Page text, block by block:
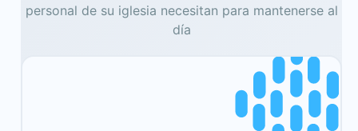
personal de su iglesia necesitan para mantenerse al
día